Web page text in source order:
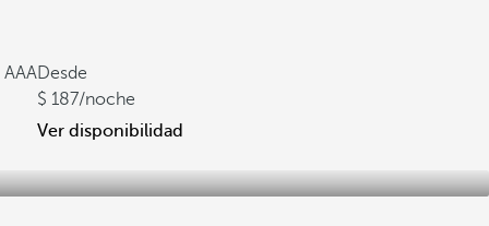
Desde
187/noche
Ver disponibilidad